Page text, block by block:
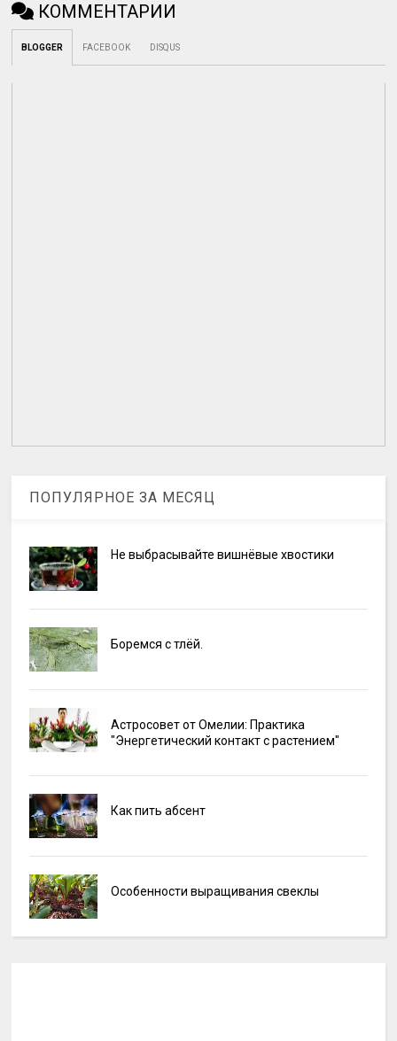
КОММЕНТАРИИ
BLOGGER FACEBOOK DISQUS
ПОПУЛЯРНОЕ ЗА МЕСЯЦ
Не выбрасывайте вишнёвые хвостики
Боремся с тлёй.
Астросовет от Омелии: Практика
"Энергетический контакт с растением"
Как пить абсент
Особенности выращивания свеклы